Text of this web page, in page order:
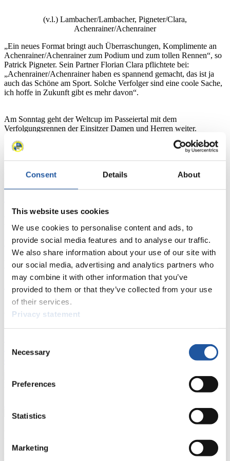
Consent Details About
This website uses cookies
We use cookies to personalise content and ads, to
provide social media features and to analyse our traffic.
We also share information about your use of our site with
our social media, advertising and analytics partners who
may combine it with other information that you’ve
provided to them or that they’ve collected from your use
of their services.
Privacy statement
Selection
Necessary
Preferences
Statistics
Marketing
(v.l.) Lambacher/Lambacher, Pigneter/Clara,
Achenrainer/Achenrainer
„Ein neues Format bringt auch Überraschungen, Komplimente an
Achenrainer/Achenrainer zum Podium und zum tollen Rennen“, so
Patrick Pigneter. Sein Partner Florian Clara pflichtete bei:
„Achenrainer/Achenrainer haben es spannend gemacht, das ist ja
auch das Schöne am Sport. Solche Verfolger sind eine coole Sache,
ich hoffe in Zukunft gibt es mehr davon“.
Am Sonntag geht der Weltcup im Passeiertal mit dem
Verfolgungsrennen der Einsitzer Damen und Herren weiter.
News
Kunstbahn RodelnAlpin RodelnRennkalender als PDF
Ergebnisse
AktuellGesamtstände Statistiken
FIL LIVE TV
Rodeln
Ergebnis-Live-Ticker Kunstbahn
Naturbahn
Hier finden Sie Informationen für Presse- und Medienvertreter. Sie